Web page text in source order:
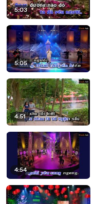
5:03
5:05
4:51
4:54